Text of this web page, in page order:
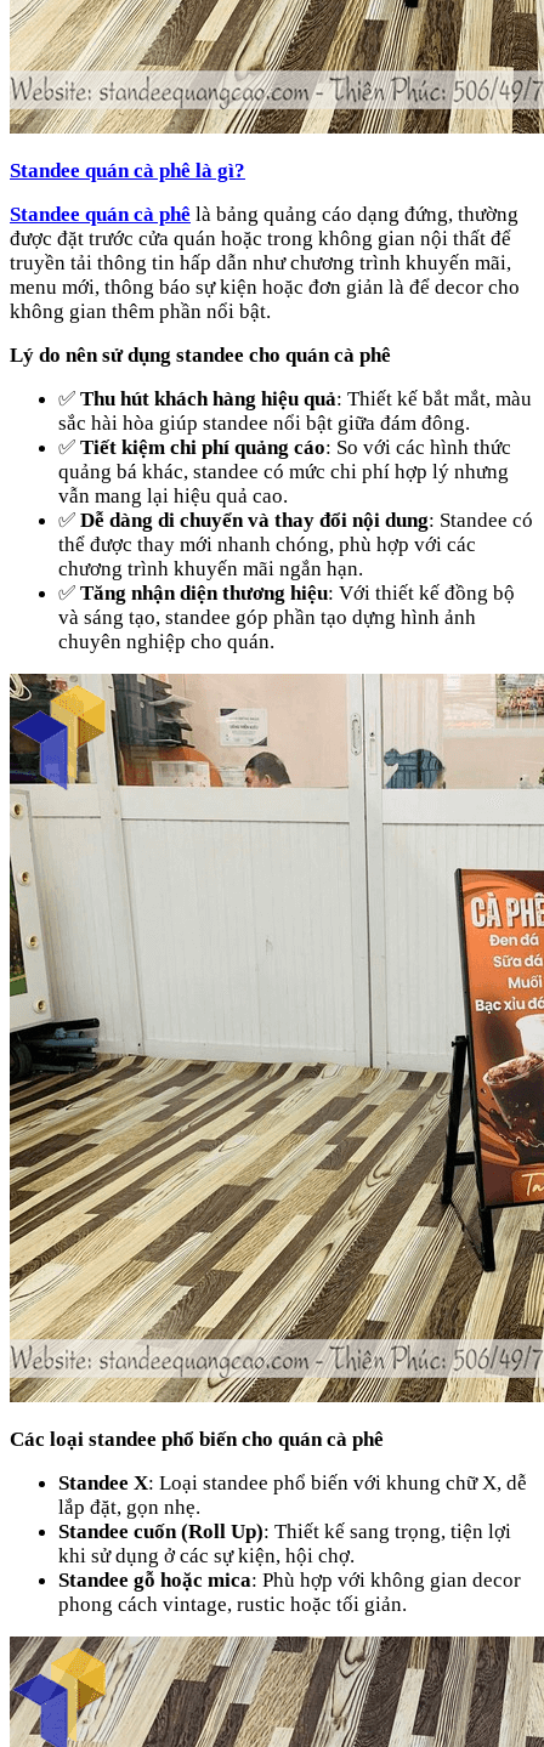
Standee quán cà phê là gì?
Standee quán cà phê là bảng quảng cáo dạng đứng, thường
được đặt trước cửa quán hoặc trong không gian nội thất để
truyền tải thông tin hấp dẫn như chương trình khuyến mãi,
menu mới, thông báo sự kiện hoặc đơn giản là để decor cho
không gian thêm phần nổi bật.
Lý do nên sử dụng standee cho quán cà phê
✅ Thu hút khách hàng hiệu quả: Thiết kế bắt mắt, màu
sắc hài hòa giúp standee nổi bật giữa đám đông.
✅ Tiết kiệm chi phí quảng cáo: So với các hình thức
quảng bá khác, standee có mức chi phí hợp lý nhưng
vẫn mang lại hiệu quả cao.
✅ Dễ dàng di chuyển và thay đổi nội dung: Standee có
thể được thay mới nhanh chóng, phù hợp với các
chương trình khuyến mãi ngắn hạn.
✅ Tăng nhận diện thương hiệu: Với thiết kế đồng bộ
và sáng tạo, standee góp phần tạo dựng hình ảnh
chuyên nghiệp cho quán.
Các loại standee phổ biến cho quán cà phê
Standee X: Loại standee phổ biến với khung chữ X, dễ
lắp đặt, gọn nhẹ.
Standee cuốn (Roll Up): Thiết kế sang trọng, tiện lợi
khi sử dụng ở các sự kiện, hội chợ.
Standee gỗ hoặc mica: Phù hợp với không gian decor
phong cách vintage, rustic hoặc tối giản.